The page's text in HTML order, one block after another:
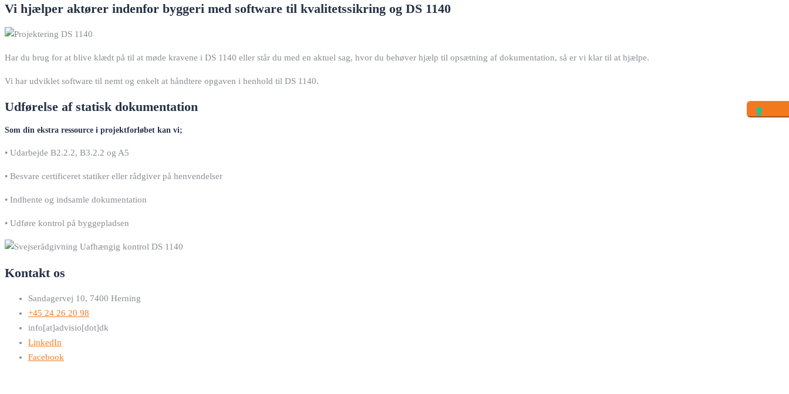
Vi hjælper aktører indenfor byggeri med software til kvalitetssikring og DS 1140
Har du brug for at blive klædt på til at møde kravene i DS 1140 eller står du med en aktuel sag, hvor du behøver hjælp til opsætning af dokumentation, så er vi klar til at hjælpe.
Vi har udviklet software til nemt og enkelt at håndtere opgaven i henhold til DS 1140.
Udførelse af statisk dokumentation
Som din ekstra ressource i projektforløbet kan vi;
• Udarbejde B2.2.2, B3.2.2 og A5
• Besvare certificeret statiker eller rådgiver på henvendelser
• Indhente og indsamle dokumentation
• Udføre kontrol på byggepladsen
Kontakt os
Sandagervej 10, 7400 Herning
+45 24 26 20 98
info[at]advisio[dot]dk
LinkedIn
Facebook